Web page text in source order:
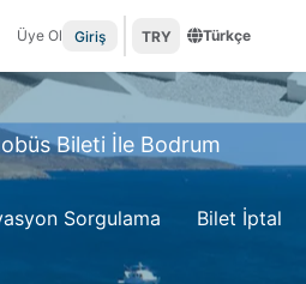
Üye Ol Giriş TRY Türkçe
Bileti İle Bodrum
Sorgulama Bilet İptal